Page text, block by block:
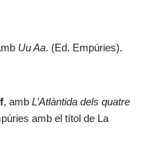
Uu Aa. (Ed. Empúries).
, amb L’Atlàntida dels quatre
amb el títol de La